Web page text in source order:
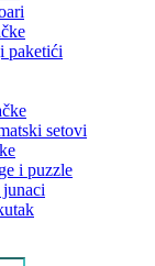
paketići
setovi
i puzzle